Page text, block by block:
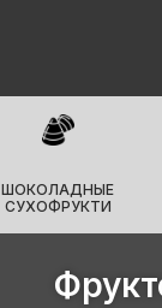
ШОКОЛАДНЫЕ
СУХОФРУКТИ